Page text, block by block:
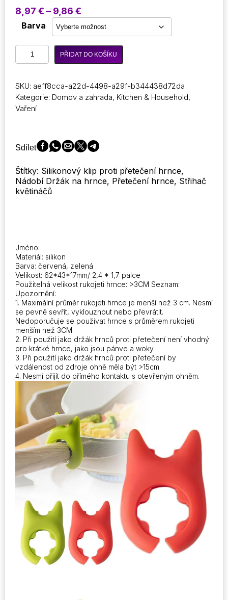
8,97 € – 9,86 €
cen:
až
9,86 €
Barva
Přenosný
silikonový
přetečení
poklice
hrnce
kuchyňského
náčiní
lžíce
podpůrný
stojan
klip
množství
PŘIDAT DO KOŠÍKU
SKU: aeff8cca-a22d-4498-a29f-b344438d72da
Kategorie: Domov a zahrada, Kitchen & Household,
Vaření
Sdílet
Štítky: Silikonový klip proti přetečení hrnce,
Nádobí Držák na hrnce, Přetečení hrnce, Střihač
květináčů
Jméno:
Materiál: silikon
Barva: červená, zelená
Velikost: 62*43*17mm/ 2,4 * 1,7 palce
Použitelná velikost rukojeti hrnce: >3CM Seznam:
Upozornění:
1. Maximální průměr rukojeti hrnce je menší než 3 cm. Nesmí
se pevně sevřít, vyklouznout nebo převrátit.
Nedoporučuje se používat hrnce s průměrem rukojeti
menším než 3CM.
2. Při použití jako držák hrnců proti přetečení není vhodný
pro krátké hrnce, jako jsou pánve a woky.
3. Při použití jako držák hrnců proti přetečení by
vzdálenost od zdroje ohně měla být >15cm
4. Nesmí přijít do přímého kontaktu s otevřeným ohněm.